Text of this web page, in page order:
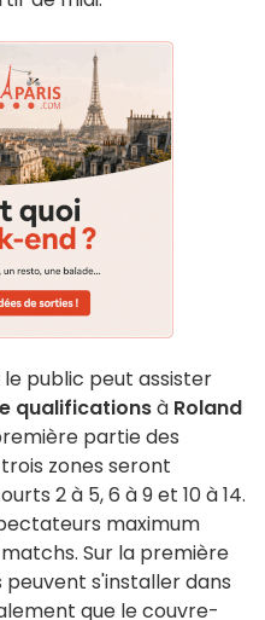
public peut assister
qualificationsà Roland
partie des
zones seront
2 à 5, 6 à 9 et 10 à 14.
maximum
Sur la première
peuvent s'installer dans
que le couvre-